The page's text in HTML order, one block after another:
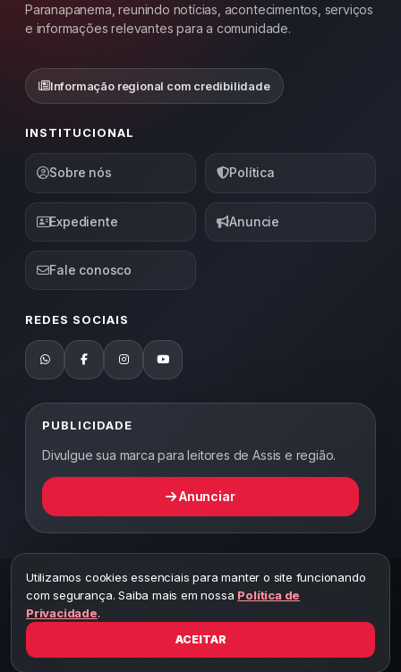
Paranapanema, reunindo notícias, acontecimentos, serviços
e informações relevantes para a comunidade.
Informação regional com credibilidade
INSTITUCIONAL
Sobre nós Política
Expediente Anuncie
Fale conosco
REDES SOCIAIS
PUBLICIDADE
Divulgue sua marca para leitores de Assis e região.
Anunciar
2026 ©Abordagem Notícias— Todos os direitos reservados —
Desenvolvido por WEB5.
A cópia total ou parcial desta página implicará ao autor sob pena de
Toda reprodução deste conteúdo sem citar o link do site está sujeita
a penalidades legais, incluindo processo por plágio.
Utilizamos cookies essenciais para manter o site funcionando
com segurança. Saiba mais em nossa Política de
Privacidade.
ACEITAR